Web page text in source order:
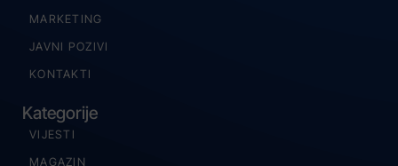
MARKETING
JAVNI POZIVI
KONTAKTI
Kategorije
VIJESTI
MAGAZIN